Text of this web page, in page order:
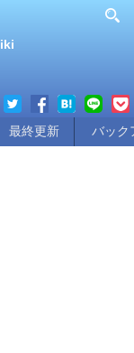
最終更新 バック